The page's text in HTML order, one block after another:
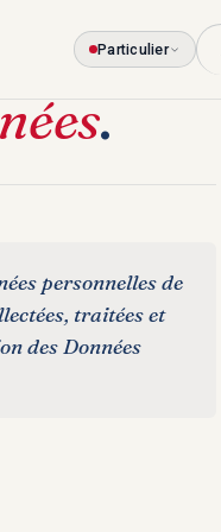
Particulier
.
personnelles de
traitées et
des Données